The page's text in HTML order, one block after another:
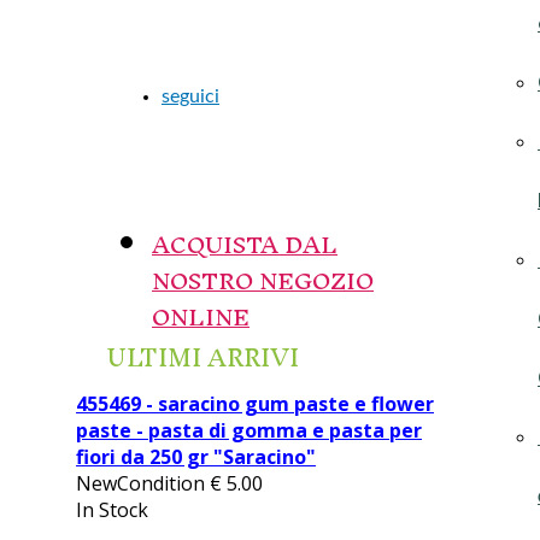
ACQUISTA DAL
NOSTRO NEGOZIO
ONLINE
seguici
ULTIMI ARRIVI
455469 - saracino gum paste e flower
paste - pasta di gomma e pasta per
fiori da 250 gr "Saracino"
NewCondition €5.00
In Stock